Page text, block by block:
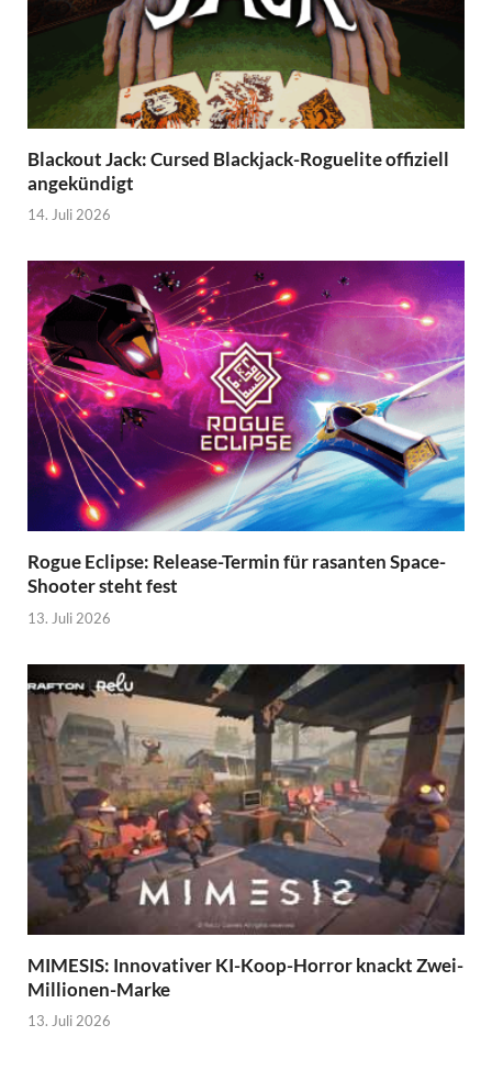
Blackout Jack: Cursed Blackjack-Roguelite offiziell
angekündigt
14. Juli 2026
Rogue Eclipse: Release-Termin für rasanten Space-
Shooter steht fest
13. Juli 2026
MIMESIS: Innovativer KI-Koop-Horror knackt Zwei-
Millionen-Marke
13. Juli 2026